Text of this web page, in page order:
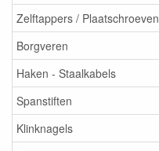
Zelftappers / Plaatschroeven
Borgveren
Haken - Staalkabels
Spanstiften
Klinknagels